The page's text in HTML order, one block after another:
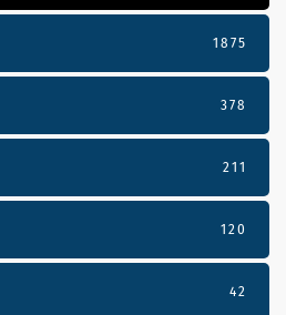
1875
378
211
120
42